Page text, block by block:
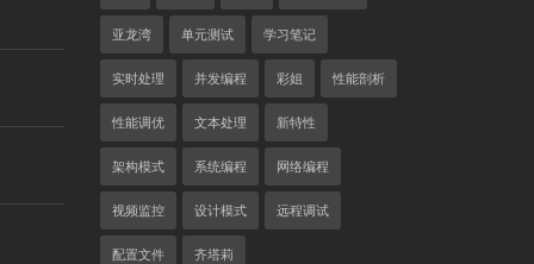
亚龙湾 单元测试 学习笔记
实时处理 并发编程 彩姐 性能剖析
性能调优 文本处理 新特性
架构模式 系统编程 网络编程
视频监控 设计模式 远程调试
配置文件 齐塔莉